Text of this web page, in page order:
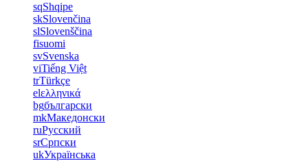
sqShqipe
skSlovenčina
slSlovenščina
fisuomi
svSvenska
viTiếng Việt
trTürkçe
elελληνικά
bgбългарски
mkМакедонски
ruРусский
srСрпски
ukУкраїнська